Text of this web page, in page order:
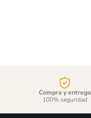
Compra y entrega
100% seguridad